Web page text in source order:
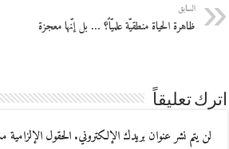
السابق
ظاهرة الحياة منطقيّة علميّاً؟ … بل إنّها معجزة
اترك تعليقاً
لن يتم نشر عنوان بريدك الإلكتروني.الحقول الإلزامية